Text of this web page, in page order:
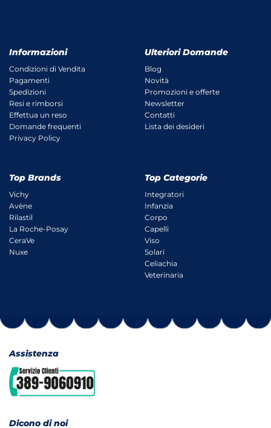
Informazioni
Condizioni di Vendita
Pagamenti
Spedizioni
Resi e rimborsi
Effettua un reso
Domande frequenti
Privacy Policy
Ulteriori Domande
Blog
Novità
Promozioni e offerte
Newsletter
Contatti
Lista dei desideri
Top Brands
Vichy
Avène
Rilastil
La Roche-Posay
CeraVe
Nuxe
Top Categorie
Integratori
Infanzia
Corpo
Capelli
Viso
Solari
Celiachia
Veterinaria
Assistenza
Dicono di noi